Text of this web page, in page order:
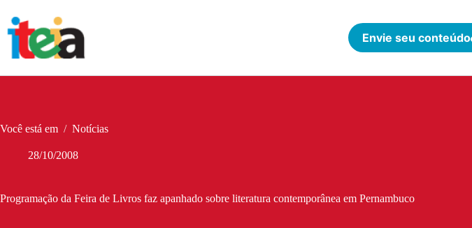
para
conteúdo
Envie seu conteúdo
Você está em / Notícias
28/10/2008
Programação da Feira de Livros faz apanhado sobre literatura contemporânea em Pernambuco